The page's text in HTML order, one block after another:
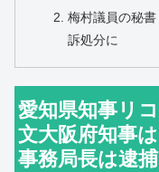
梅村議員の秘
訴処分に
愛知県知事リ
文大阪府知事
事務局長は逮捕